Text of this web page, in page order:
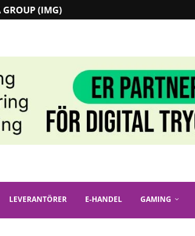
GROUP (IMG)
LEVERANTÖRER E-HANDEL GAMING